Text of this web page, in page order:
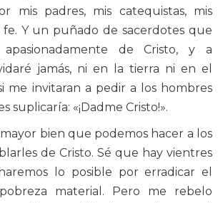
mis padres, mis catequistas, mis
fe. Y un puñado de sacerdotes que
de Cristo, y a
jamás, ni en la tierra ni en el
me invitaran a pedir a los hombres
suplicaría: «¡Dadme Cristo!».
bien que podemos hacer a los
de Cristo. Sé que hay vientres
lo posible por erradicar el
material. Pero me rebelo